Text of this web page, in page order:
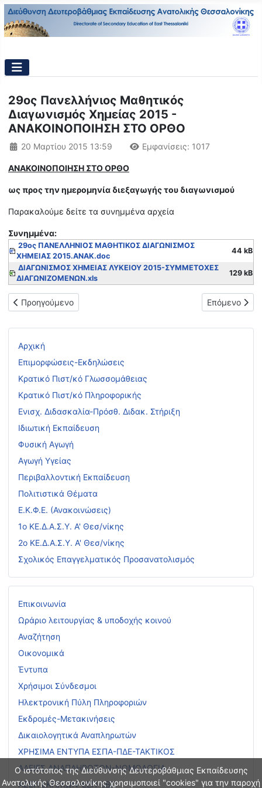
Ο ιστότοπος της Διεύθυνσης Δευτεροβάθμιας Εκπαίδευσης
Ανατολικής Θεσσαλονίκης χρησιμοποιεί "cookies" για την παροχή
Αρχική
Επιμορφώσεις-Εκδηλώσεις
Κρατικό Πιστ/κό Γλωσσομάθειας
Κρατικό Πιστ/κό Πληροφορικής
Ενισχ. Διδασκαλία-Πρόσθ. Διδακ. Στήριξη
Ιδιωτική Εκπαίδευση
Φυσική Αγωγή
Αγωγή Υγείας
Περιβαλλοντική Εκπαίδευση
Πολιτιστικά Θέματα
Ε.Κ.Φ.Ε. (Ανακοινώσεις)
1ο ΚΕ.Δ.Α.Σ.Υ. Α' Θεσ/νίκης
2ο ΚΕ.Δ.Α.Σ.Υ. Α' Θεσ/νίκης
Σχολικός Επαγγελματικός Προσανατολισμός
Επικοινωνία
Ωράριο λειτουργίας & υποδοχής κοινού
Αναζήτηση
Οικονομικά
Έντυπα
Χρήσιμοι Σύνδεσμοι
Ηλεκτρονική Πύλη Πληροφοριών
Εκδρομές-Μετακινήσεις
Δικαιολογητικά Αναπληρωτών
ΧΡΗΣΙΜΑ ΕΝΤΥΠΑ ΕΣΠΑ-ΠΔΕ-ΤΑΚΤΙΚΟΣ
ΑΔΕΙΕΣ ΑΝΑΠΛΗΡΩΤΩΝ-ΝΟΜΟΛΟΓΙΑ
ΑΣΕΠ ΕΚΠ/ΚΩΝ-ΕΕΠ-ΕΒΠ
29ος Πανελλήνιος Μαθητικός
Διαγωνισμός Χημείας 2015 -
ΑΝΑΚΟΙΝΟΠΟΙΗΣΗ ΣΤΟ ΟΡΘΟ
Λεπτομέρειες
20 Μαρτίου 2015 13:59 Εμφανίσεις: 1017
ΑΝΑΚΟΙΝΟΠΟΙΗΣΗ ΣΤΟ ΟΡΘΟ
ως προς την ημερομηνία διεξαγωγής του διαγωνισμού
Παρακαλούμε δείτε τα συνημμένα αρχεία
Συνημμένα:
29ος ΠΑΝΕΛΛΗΝΙΟΣ ΜΑΘΗΤΙΚΟΣ ΔΙΑΓΩΝΙΣΜΟΣ
ΧΗΜΕΙΑΣ 2015.ΑΝΑΚ.doc
44 kB
ΔΙΑΓΩΝΙΣΜΟΣ ΧΗΜΕΙΑΣ ΛΥΚΕΙΟΥ 2015-ΣΥΜΜΕΤΟΧΕΣ
ΔΙΑΓΩΝΙΖΟΜΕΝΩΝ.xls
129 kB
Προηγούμενο άρθρο: Πρόγραμμα EUROSCOLA 2015
Προηγούμενο Επόμενο
Επόμενο